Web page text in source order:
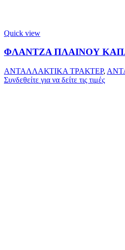
Quick view
ΦΛΑΝΤΖΑ ΠΛΑΙΝΟΥ
ΑΝΤΑΛΛΑΚΤΙΚΑ ΤΡΑΚΤΕΡ,
Συνδεθείτε για να δείτε τις τιμές